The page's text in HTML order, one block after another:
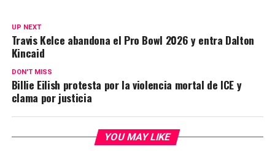
UP NEXT
Travis Kelce abandona el Pro Bowl 2026 y entra Dalton
Kincaid
DON'T MISS
Billie Eilish protesta por la violencia mortal de ICE y
clama por justicia
YOU MAY LIKE